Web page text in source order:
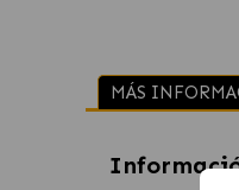
MÁS